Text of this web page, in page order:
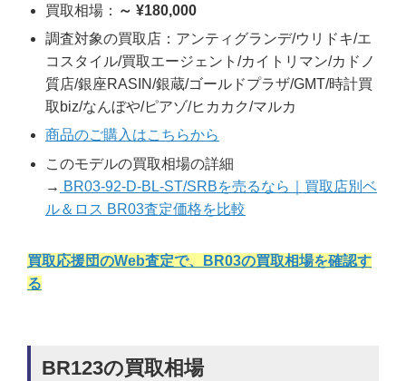
買取相場： ～ ¥180,000
調査対象の買取店：アンティグランデ/ウリドキ/エ
コスタイル/買取エージェント/カイトリマン/カドノ
質店/銀座RASIN/銀蔵/ゴールドプラザ/GMT/時計買
取biz/なんぼや/ピアゾ/ヒカカク/マルカ
商品のご購入はこちらから
このモデルの買取相場の詳細
→ BR03-92-D-BL-ST/SRBを売るなら｜買取店別ベ
ル＆ロス BR03査定価格を比較
買取応援団のWeb査定で、BR03の買取相場を確認す
る
BR123の買取相場